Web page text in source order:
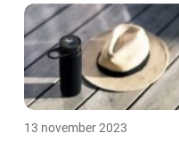
13 november 2023